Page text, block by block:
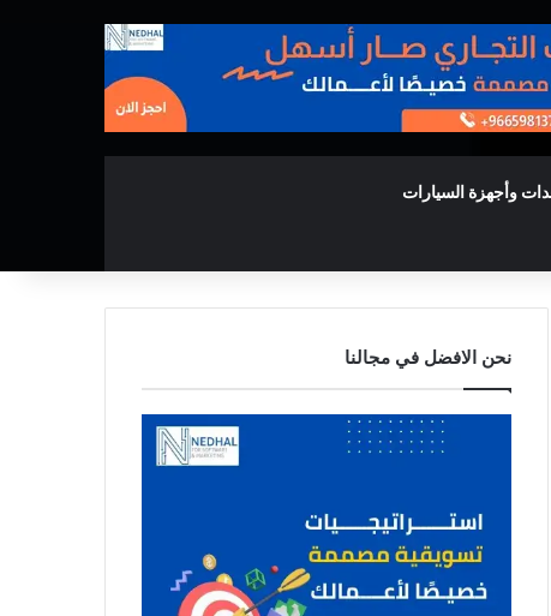
وأجهزة السيارات
نحن الافضل في مجالنا